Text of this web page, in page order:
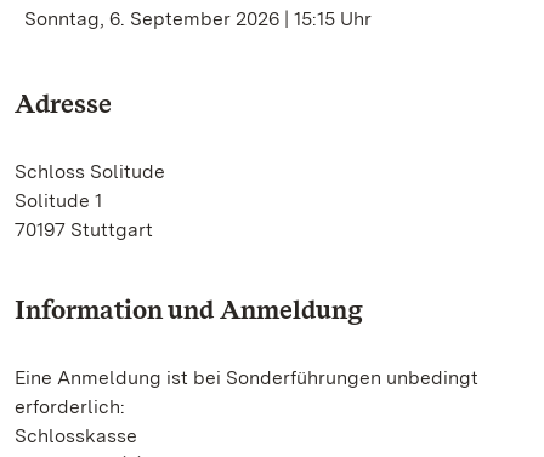
Sonntag, 6. September 2026 | 15:15 Uhr
Adresse
Schloss Solitude
Solitude 1
70197 Stuttgart
Information und Anmeldung
Eine Anmeldung ist bei Sonderführungen unbedingt
erforderlich:
Schlosskasse